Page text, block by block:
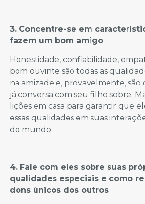
3. Concentre-se em
fazem um bom amigo
Honestidade, confiabilidade,
bom ouvinte são todas as
na amizade e, provavelmente, são
já conversa com seu filho sobre.
lições em casa para garantir que
essas qualidades em suas
do mundo.
4. Fale com eles sobre suas
qualidades especiais e como
dons únicos dos outros